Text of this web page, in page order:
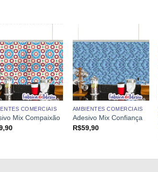
COMERCIAIS
Mix Compaixão
AMBIENTES COMERCIAIS
Adesivo Mix Confiança
R$59,90